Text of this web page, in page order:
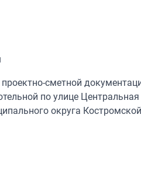
сметной
по улице
округа